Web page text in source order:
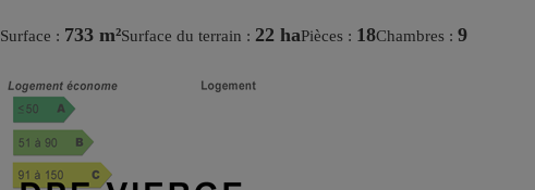
Surface : 733 m² Surface du terrain :22 ha pièces : 18 chambres :9